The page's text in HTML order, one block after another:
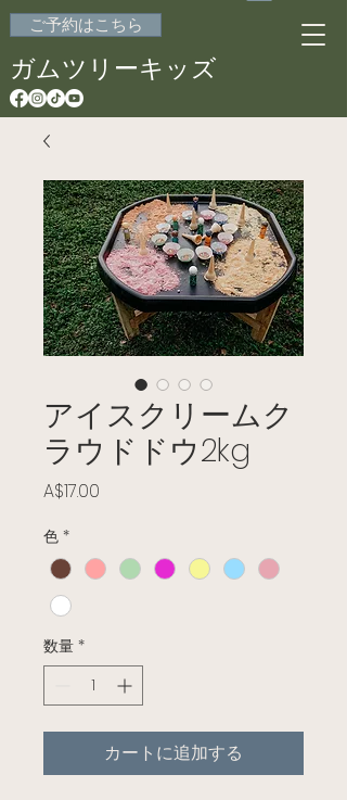
ご予約はこちら
ガムツリーキッズ
アイスクリームク
ラウドドウ2kg
A$17.00
色 *
数量 *
カートに追加する